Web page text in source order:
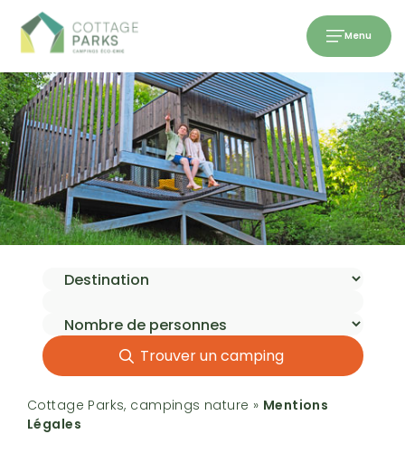
Menu
Trouver un camping
Cottage Parks, campings nature » Mentions
Légales